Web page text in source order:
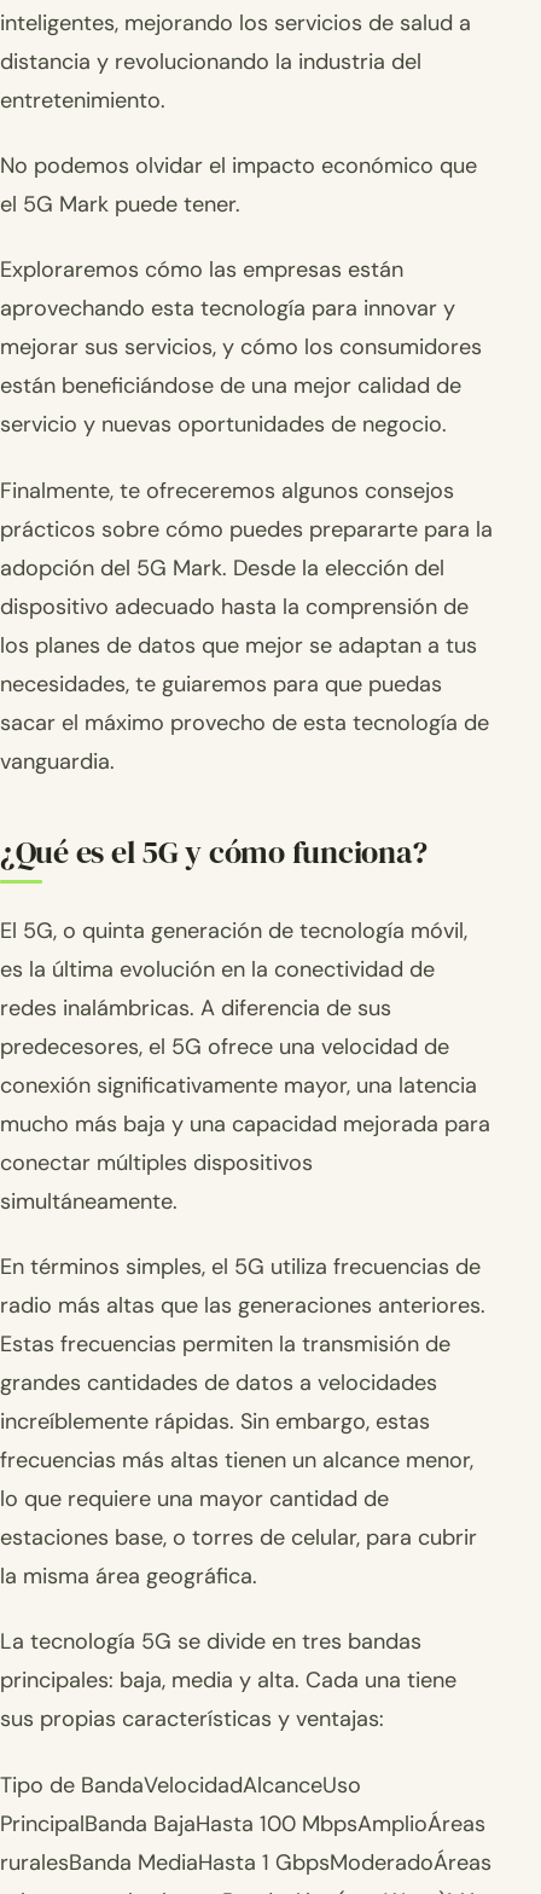
inteligentes, mejorando los servicios de salud a
distancia y revolucionando la industria del
entretenimiento.
No podemos olvidar el impacto económico que
el 5G Mark puede tener.
Exploraremos cómo las empresas están
aprovechando esta tecnología para innovar y
mejorar sus servicios, y cómo los consumidores
están beneficiándose de una mejor calidad de
servicio y nuevas oportunidades de negocio.
Finalmente, te ofreceremos algunos consejos
prácticos sobre cómo puedes prepararte para la
adopción del 5G Mark. Desde la elección del
dispositivo adecuado hasta la comprensión de
los planes de datos que mejor se adaptan a tus
necesidades, te guiaremos para que puedas
sacar el máximo provecho de esta tecnología de
vanguardia.
¿Qué es el 5G y cómo funciona?
El 5G, o quinta generación de tecnología móvil,
es la última evolución en la conectividad de
redes inalámbricas. A diferencia de sus
predecesores, el 5G ofrece una velocidad de
conexión significativamente mayor, una latencia
mucho más baja y una capacidad mejorada para
conectar múltiples dispositivos
simultáneamente.
En términos simples, el 5G utiliza frecuencias de
radio más altas que las generaciones anteriores.
Estas frecuencias permiten la transmisión de
grandes cantidades de datos a velocidades
increíblemente rápidas. Sin embargo, estas
frecuencias más altas tienen un alcance menor,
lo que requiere una mayor cantidad de
estaciones base, o torres de celular, para cubrir
la misma área geográfica.
La tecnología 5G se divide en tres bandas
principales: baja, media y alta. Cada una tiene
sus propias características y ventajas:
Tipo de BandaVelocidadAlcanceUso
PrincipalBanda BajaHasta 100 MbpsAmplioÁreas
ruralesBanda MediaHasta 1 GbpsModeradoÁreas